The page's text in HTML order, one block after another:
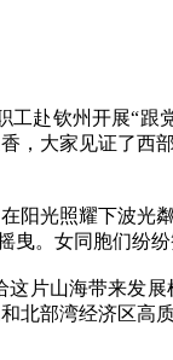
钦州开展“跟
，大家见证了
光照耀下波光
。女同胞们纷
山海带来发展
部湾经济区高